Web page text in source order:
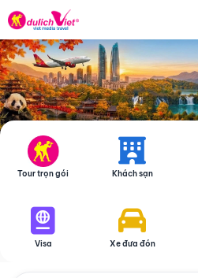
Tour trọn gói Khách sạn
Visa Xe đưa đón